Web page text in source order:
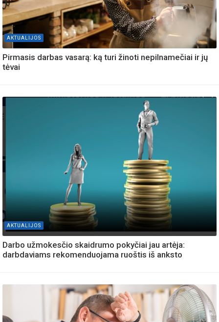
AKTUALIJOS
Pirmasis darbas vasarą: ką turi žinoti nepilnamečiai ir jų
tėvai
AKTUALIJOS
Darbo užmokesčio skaidrumo pokyčiai jau artėja:
darbdaviams rekomenduojama ruoštis iš anksto